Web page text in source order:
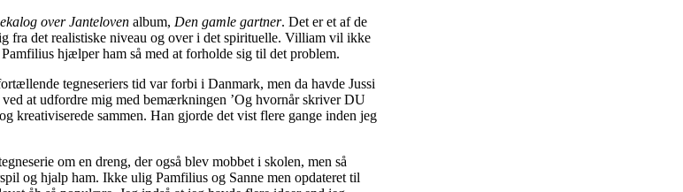
over Janteloven album, Den gamle gartner. Det er et af de
fra det realistiske niveau og over i det spirituelle. Villiam vil ikke
hjælper ham så med at forholde sig til det problem.
tegneseriers tid var forbi i Danmark, men da havde Jussi
at udfordre mig med bemærkningen ’Og hvornår skriver DU
kreativiserede sammen. Han gjorde det vist flere gange inden jeg
om en dreng, der også blev mobbet i skolen, men så
og hjalp ham. Ikke ulig Pamfilius og Sanne men opdateret til